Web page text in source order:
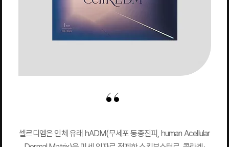
셀르디엠은 인체 유래 hADM(무세포 동종진피, human Acellular